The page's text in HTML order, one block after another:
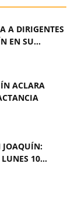
A DIRIGENTES
EN SU...
ACLARA
JOAQUÍN:
10...